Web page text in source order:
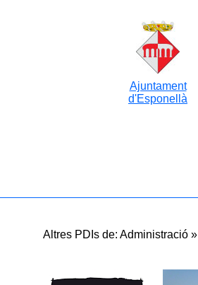
Ajuntament
d'Esponellà
Altres PDIs de: Administració »